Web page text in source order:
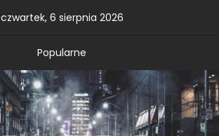
czwartek, 6 sierpnia 2026
Popularne